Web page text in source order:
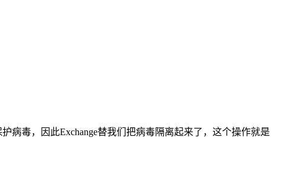
毒，因此Exchange替我们把病毒隔离起来了，这个操作就是